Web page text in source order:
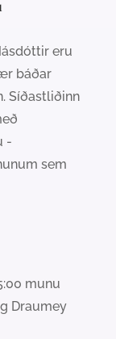
eru
báðar
Síðastliðinn
-
sem
munu
Draumey